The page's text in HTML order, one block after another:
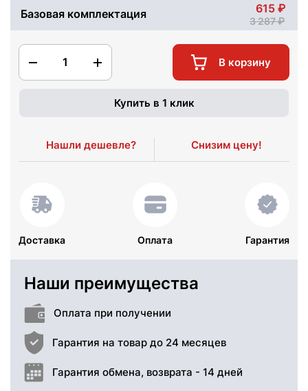
Базовая комплектация 615
3 287
1 В корзину
Купить в 1 клик
Нашли дешевле? Снизим цену!
Доставка Оплата Гарантия
Наши преимущества
Оплата при получении
Гарантия на товар до 24 месяцев
Гарантия обмена, возврата - 14 дней